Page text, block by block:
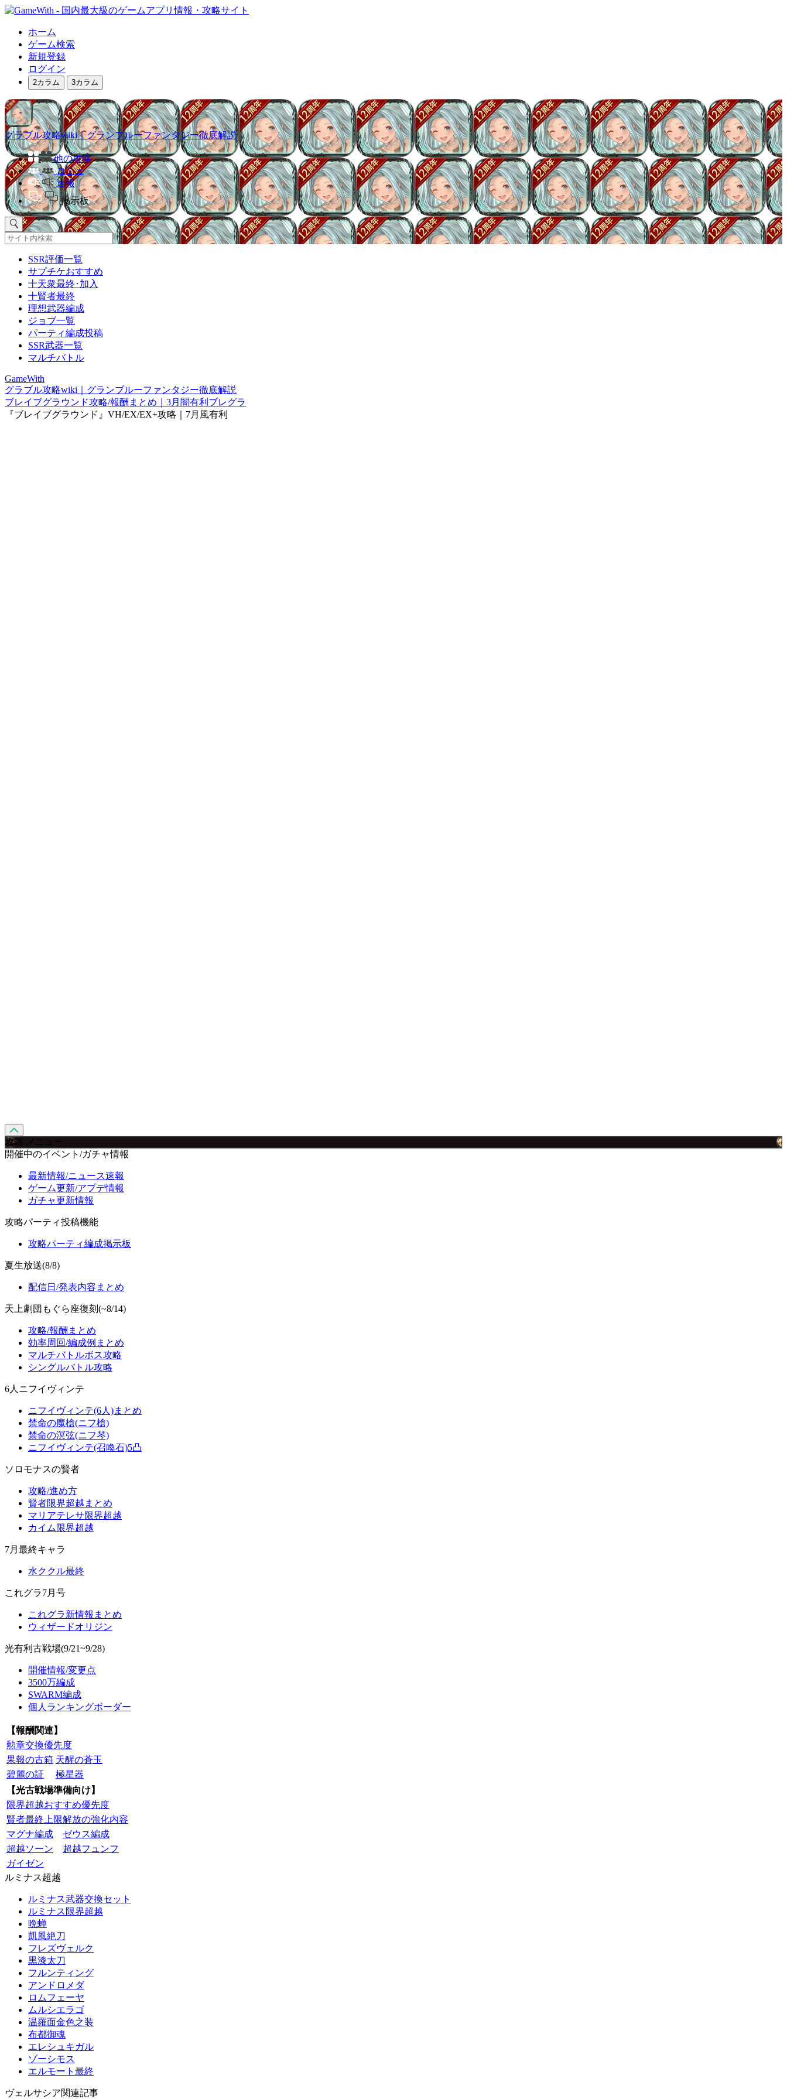
ホーム
ゲーム検索
新規登録
ログイン
2カラム 3カラム
グラブル攻略wiki｜グランブルーファンタジー徹底解説
他の攻略
コミュ
速報
掲示板
SSR評価一覧
サプチケおすすめ
十天衆最終･加入
十賢者最終
理想武器編成
ジョブ一覧
パーティ編成投稿
SSR武器一覧
マルチバトル
GameWith
グラブル攻略wiki｜グランブルーファンタジー徹底解説
ブレイブグラウンド攻略/報酬まとめ｜3月闇有利ブレグラ
『ブレイブグラウンド』VH/EX/EX+攻略｜7月風有利
攻略 メニュー
開催中のイベント/ガチャ情報
最新情報/ニュース速報
ゲーム更新/アプデ情報
ガチャ更新情報
攻略パーティ投稿機能
攻略パーティ編成掲示板
夏生放送(8/8)
配信日/発表内容まとめ
天上劇団もぐら座復刻(~8/14)
攻略/報酬まとめ
効率周回/編成例まとめ
マルチバトルボス攻略
シングルバトル攻略
6人ニフイヴィンテ
ニフイヴィンテ(6人)まとめ
禁命の魔槍(ニフ槍)
禁命の溟弦(ニフ琴)
ニフイヴィンテ(召喚石)5凸
ソロモナスの賢者
攻略/進め方
賢者限界超越まとめ
マリアテレサ限界超越
カイム限界超越
7月最終キャラ
水ククル最終
これグラ7月号
これグラ新情報まとめ
ウィザードオリジン
光有利古戦場(9/21~9/28)
開催情報/変更点
3500万編成
SWARM編成
個人ランキングボーダー
【報酬関連】
勲章交換優先度
果報の古箱 天醒の蒼玉
碧麗の証
極星器
【光古戦場準備向け】
限界超越おすすめ優先度
賢者最終上限解放の強化内容
マグナ編成
ゼウス編成
超越ソーン
超越フュンフ
ガイゼン
ルミナス超越
ルミナス武器交換セット
ルミナス限界超越
晩蝉
凱風絶刀
フレズヴェルク
黒漆太刀
フルンティング
アンドロメダ
ロムフェーヤ
ムルシエラゴ
温羅面金色之装
布都御魂
エレシュキガル
ゾーシモス
エルモート最終
ヴェルサシア関連記事